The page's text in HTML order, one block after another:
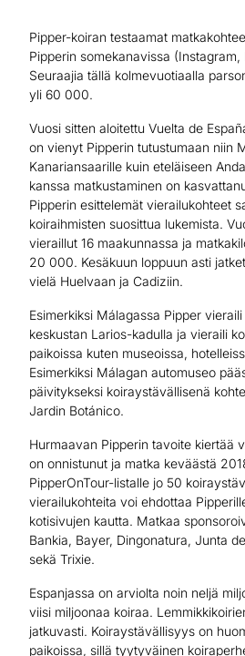
Pipper-koiran testaamat
Pipperin somekanavissa
Seuraajia tällä kolmevuotiaalla
yli 60 000.
Vuosi sitten aloitettu Vuelta de
on vienyt Pipperin tutustumaan niin
Kanariansaarille kuin eteläiseen
kanssa matkustaminen on
Pipperin esittelemät vierailukohteet
koiraihmisten suosittua lukemista.
vieraillut 16 maakunnassa ja
20 000. Kesäkuun loppuun asti
vielä Huelvaan ja Cadiziin.
Esimerkiksi Málagassa Pipper
keskustan Larios-kadulla ja vieraili
paikoissa kuten museoissa,
Esimerkiksi Málagan automuseo
päivitykseksi koiraystävällisenä
Jardin Botánico.
Hurmaavan Pipperin tavoite kiertää
on onnistunut ja matka keväästä
PipperOnTour-listalle jo 50
vierailukohteita voi ehdottaa
kotisivujen kautta. Matkaa
Bankia, Bayer, Dingonatura, Junta
sekä Trixie.
Espanjassa on arviolta noin neljä
viisi miljoonaa koiraa.
jatkuvasti. Koiraystävällisyys on
paikoissa, sillä tyytyväinen